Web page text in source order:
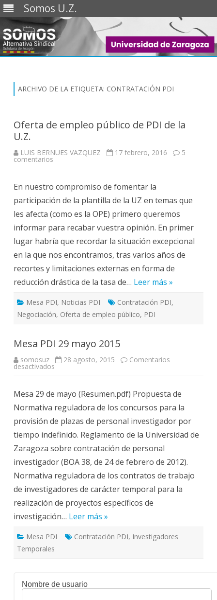
Somos U.Z.
Saltar
ARCHIVO DE LA ETIQUETA: CONTRATACIÓN PDI
Oferta de empleo público de PDI de la
U.Z.
LUIS BERNUES VAZQUEZ 17 febrero, 2016 5
comentarios
público
de
PDI
de
la
U.Z.
En nuestro compromiso de fomentar la
participación de la plantilla de la UZ en temas que
les afecta (como es la OPE) primero queremos
informar para recabar vuestra opinión. En primer
lugar habría que recordar la situación excepcional
en la que nos encontramos, tras varios años de
recortes y limitaciones externas en forma de
reducción drástica de la tasa de… Leer más »
Mesa PDI, Noticias PDI Contratación PDI,
Negociación, Oferta de empleo público, PDI
Mesa PDI 29 mayo 2015
somosuz 28 agosto, 2015 Comentarios
desactivadosen
mayo
2015
Mesa 29 de mayo (Resumen.pdf) Propuesta de
Normativa reguladora de los concursos para la
provisión de plazas de personal investigador por
tiempo indefinido. Reglamento de la Universidad de
Zaragoza sobre contratación de personal
investigador (BOA 38, de 24 de febrero de 2012).
Normativa reguladora de los contratos de trabajo
de investigadores de carácter temporal para la
realización de proyectos específicos de
investigación… Leer más »
Mesa PDI Contratación PDI, Investigadores
Temporales
Nombre de usuario